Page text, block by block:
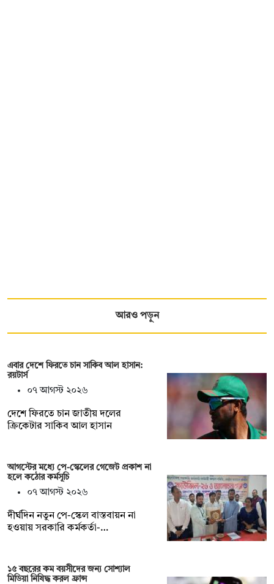
আরও পড়ুন
এবার দেশে ফিরতে চান সাকিব আল হাসান:
রয়টার্স
০৭ আগস্ট ২০২৬
দেশে ফিরতে চান জাতীয় দলের
ক্রিকেটার সাকিব আল হাসান
আগস্টের মধ্যে পে-স্কেলের গেজেট প্রকাশ না
হলে কঠোর কর্মসূচি
০৭ আগস্ট ২০২৬
দীর্ঘদিন নতুন পে-স্কেল বাস্তবায়ন না
হওয়ায় সরকারি কর্মকর্তা-…
১৫ বছরের কম বয়সীদের জন্য সোশ্যাল
মিডিয়া নিষিদ্ধ করল ফ্রান্স